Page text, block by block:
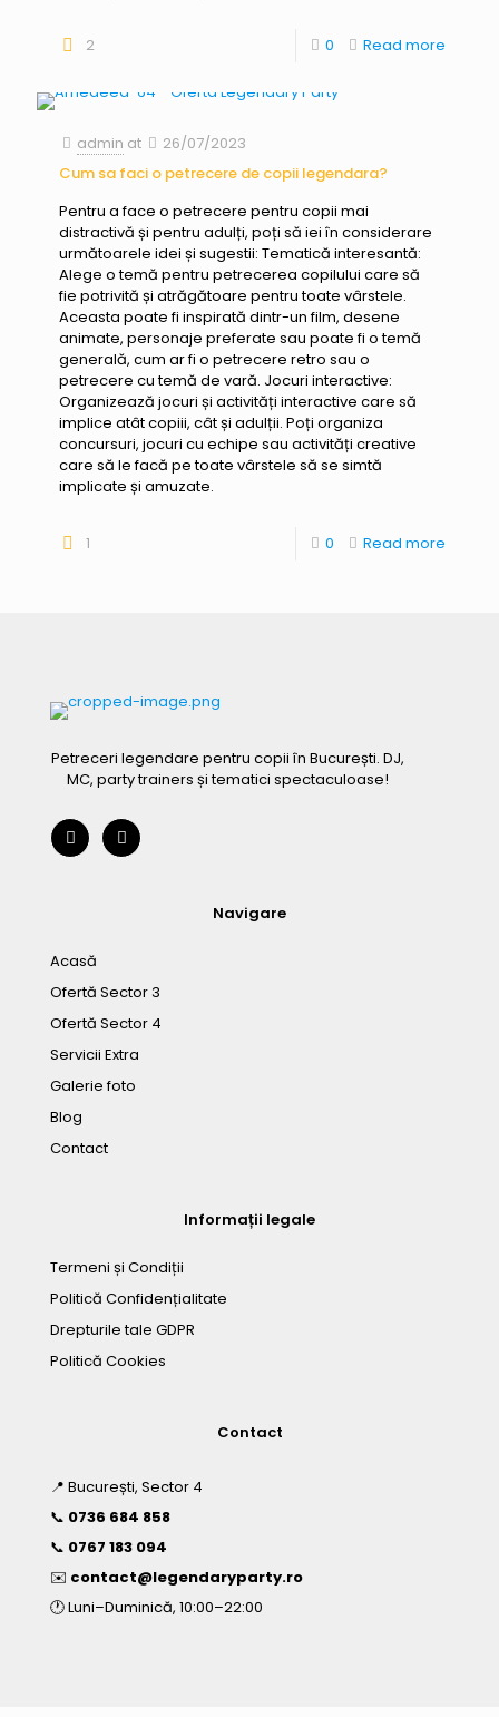
2 0 Read more
admin at
26/07/2023
Cum sa faci o petrecere de copii legendara?
Pentru a face o petrecere pentru copii mai
distractivă și pentru adulți, poți să iei în considerare
următoarele idei și sugestii: Tematică interesantă:
Alege o temă pentru petrecerea copilului care să
fie potrivită și atrăgătoare pentru toate vârstele.
Aceasta poate fi inspirată dintr-un film, desene
animate, personaje preferate sau poate fi o temă
generală, cum ar fi o petrecere retro sau o
petrecere cu temă de vară. Jocuri interactive:
Organizează jocuri și activități interactive care să
implice atât copiii, cât și adulții. Poți organiza
concursuri, jocuri cu echipe sau activități creative
care să le facă pe toate vârstele să se simtă
implicate și amuzate.
1 0 Read more
Petreceri legendare pentru copii în București. DJ,
MC, party trainers și tematici spectaculoase!
Navigare
Acasă
Ofertă Sector 3
Ofertă Sector 4
Servicii Extra
Galerie foto
Blog
Contact
Informații legale
Termeni și Condiții
Politică Confidențialitate
Drepturile tale GDPR
Politică Cookies
Contact
📍 București, Sector 4
📞 0736 684 858
📞 0767 183 094
✉️ contact@legendaryparty.ro
🕐 Luni–Duminică, 10:00–22:00